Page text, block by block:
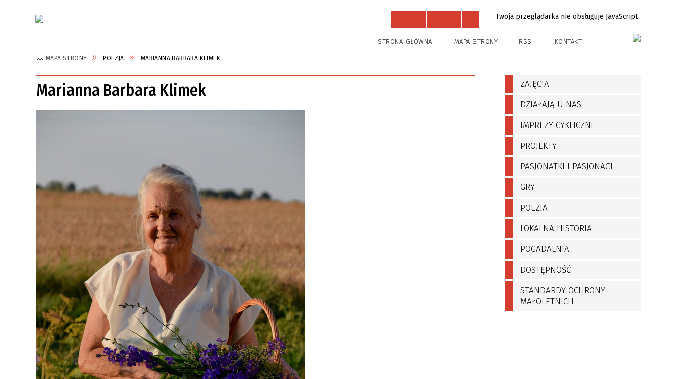
Twoja przeglądarka nie obsługuje JavaScript
STRONA GŁÓWNA MAPA STRONY RSS KONTAKT
Zajęcia Projekty Kontakt
MAPA STRONY POEZJA MARIANNA BARBARA KLIMEK
Marianna Barbara Klimek
ZAJĘCIA
DZIAŁAJĄ U NAS
IMPREZY CYKLICZNE
PROJEKTY
PASJONATKI I PASJONACI
GRY
POEZJA
LOKALNA HISTORIA
POGADALNIA
DOSTĘPNOŚĆ
STANDARDY OCHRONY
MAŁOLETNICH